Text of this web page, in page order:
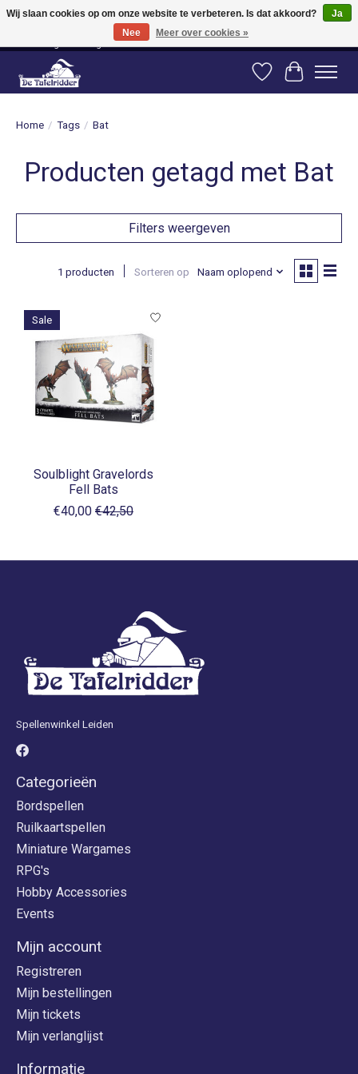
Vanaf 80 euro gratis verzending binnen Nederland! Vanaf 100 euro gratis
verzending naar België en Duitsland!
Verlanglijst
Home / Tags / Bat
Producten getagd met Bat
Filters weergeven
1 producten Sorteren op Naam oplopend
Sale
Soulblight Gravelords
Fell Bats
€40,00 €42,50
Spellenwinkel Leiden
Categorieën
Bordspellen
Ruilkaartspellen
Miniature Wargames
RPG's
Hobby Accessories
Events
Mijn account
Registreren
Mijn bestellingen
Mijn tickets
Mijn verlanglijst
Informatie
Wij slaan cookies op om onze website te verbeteren. Is dat akkoord?
Ja
Nee
Meer over cookies »